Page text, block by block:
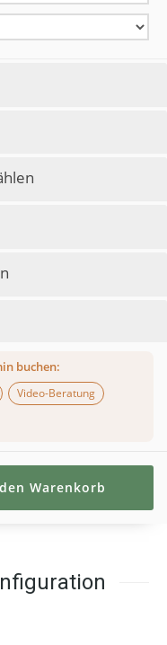
buchen:
Video-Beratung
Warenkorb